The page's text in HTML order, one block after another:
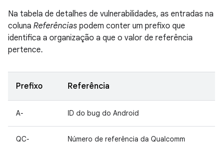
Na tabela de detalhes de vulnerabilidades, as entradas na
coluna Referências podem conter um prefixo que
identifica a organização a que o valor de referência
pertence.
Prefixo Referência
A- ID do bug do Android
QC- Número de referência da Qualcomm